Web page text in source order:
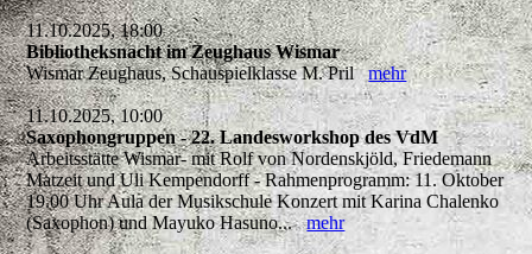
11.10.2025, 18:00
Bibliotheksnacht im Zeughaus Wismar
Wismar Zeughaus, Schauspielklasse M. Prilmehr
11.10.2025, 10:00
Saxophongruppen - 22. Landesworkshop des VdM
Arbeitsstätte Wismar- mit Rolf von Nordenskjöld, Friedemann
Matzeit und Uli Kempendorff - Rahmenprogramm: 11. Oktober
19.00 Uhr Aula der Musikschule Konzert mit Karina Chalenko
(Saxophon) und Mayuko Hasuno...mehr